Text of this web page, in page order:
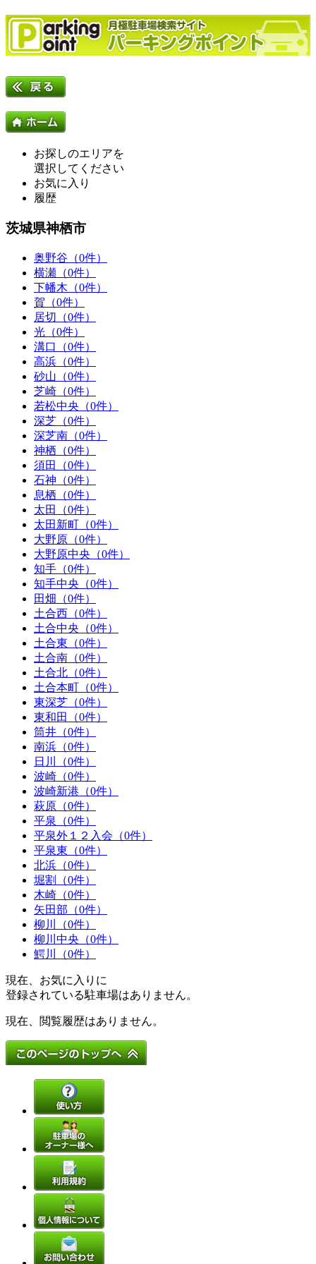
お探しのエリアを
選択してください
お気に入り
履歴
茨城県神栖市
奥野谷（0件）
横瀬（0件）
下幡木（0件）
賀（0件）
居切（0件）
光（0件）
溝口（0件）
高浜（0件）
砂山（0件）
芝崎（0件）
若松中央（0件）
深芝（0件）
深芝南（0件）
神栖（0件）
須田（0件）
石神（0件）
息栖（0件）
太田（0件）
太田新町（0件）
大野原（0件）
大野原中央（0件）
知手（0件）
知手中央（0件）
田畑（0件）
土合西（0件）
土合中央（0件）
土合東（0件）
土合南（0件）
土合北（0件）
土合本町（0件）
東深芝（0件）
東和田（0件）
筒井（0件）
南浜（0件）
日川（0件）
波崎（0件）
波崎新港（0件）
萩原（0件）
平泉（0件）
平泉外１２入会（0件）
平泉東（0件）
北浜（0件）
堀割（0件）
木崎（0件）
矢田部（0件）
柳川（0件）
柳川中央（0件）
鰐川（0件）
現在、お気に入りに
登録されている駐車場はありません。
現在、閲覧履歴はありません。